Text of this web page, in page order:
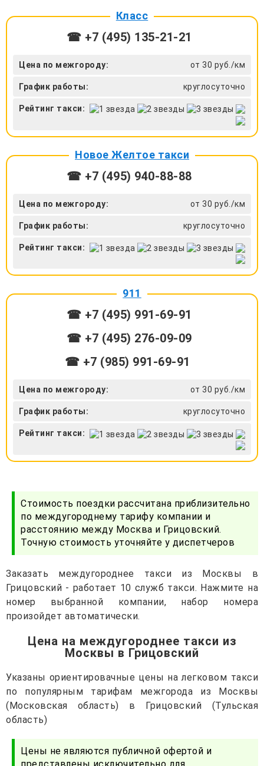
Класс
☎ +7 (495) 135-21-21
Цена по межгороду: от 30 руб./км
График работы: круглосуточно
Рейтинг такси:
Новое Желтое такси
☎ +7 (495) 940-88-88
Цена по межгороду: от 30 руб./км
График работы: круглосуточно
Рейтинг такси:
911
☎ +7 (495) 991-69-91
☎ +7 (495) 276-09-09
☎ +7 (985) 991-69-91
Цена по межгороду: от 30 руб./км
График работы: круглосуточно
Рейтинг такси:
Стоимость поездки рассчитана приблизительно
по междугороднему тарифу компании и
расстоянию между Москва и Грицовский.
Точную стоимость уточняйте у диспетчеров
Заказать междугороднее такси из Москвы в
Грицовский - работает 10 служб такси. Нажмите на
номер выбранной компании, набор номера
произойдет автоматически.
Цена на междугороднее такси из
Москвы в Грицовский
Указаны ориентировачные цены на легковом такси
по популярным тарифам межгорода из Москвы
(Московская область) в Грицовский (Тульская
область)
Цены не являются публичной офертой и